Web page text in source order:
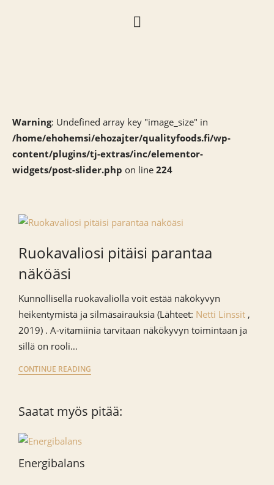
Warning: Undefined array key "image_size" in
/home/ehohemsi/ehozajter/qualityfoods.fi/wp-
content/plugins/tj-extras/inc/elementor-
widgets/post-slider.php on line 224
Ruokavaliosi pitäisi parantaa
näköäsi
Kunnollisella ruokavaliolla voit estää näkökyvyn
heikentymistä ja silmäsairauksia (Lähteet: Netti Linssit ,
2019) . A-vitamiinia tarvitaan näkökyvyn toimintaan ja
sillä on rooli…
CONTINUE READING
Saatat myös pitää:
Energibalans